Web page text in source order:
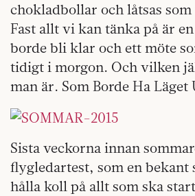
chokladbollar och låtsas
Fast allt vi kan tänka på är
borde bli klar och ett möte
tidigt i morgon. Och vilken
man är. Som Borde Ha
Sista veckorna innan
flygledartest, som en bekant
hålla koll på allt som ska